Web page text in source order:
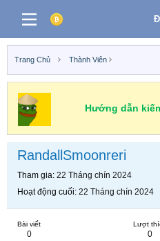
Trang Chủ Thành Viên
Hướng dẫn
RandallSmoonreri
Tham gia 22 Tháng chín 2024
Hoạt động cuối 22 Tháng chín 2024
Bài viết
0
Lượt
0